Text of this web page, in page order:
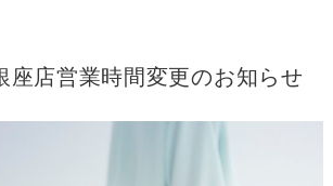
座店営業時間変更のお知らせ